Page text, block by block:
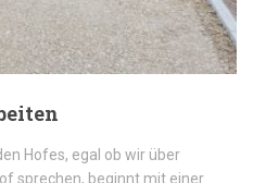
Hofes, egal ob wir über
sprechen, beginnt mit einer